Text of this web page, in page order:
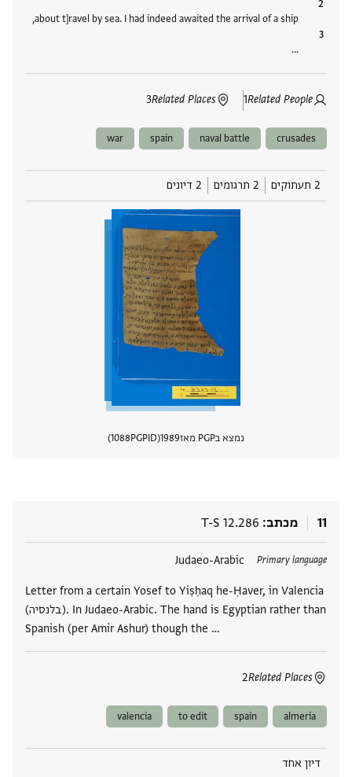
about t]ravel by sea. I had indeed awaited the arrival of a ship,
‮…
Related People
1
Related Places
3
crusades
naval battle
spain
war
2 תעתוקים 2 תרגומים 2 דיונים
נמצא בPGP מאז 1989
PGPID
1088
11 מכתב T-S 12.286
Primary language
Judaeo-Arabic
Letter from a certain Yosef to Yiṣḥaq he-Ḥaver, in Valencia
(בלנסיה). In Judaeo-Arabic. The hand is Egyptian rather than
Spanish (per Amir Ashur) though the …
Related Places
2
תגים
almeria
spain
to edit
valencia
דיון אחד